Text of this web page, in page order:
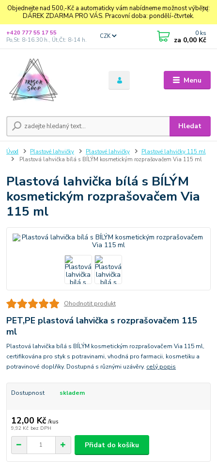
Objednejte nad 500,-Kč a automaticky vám nabídneme možnost výběru:
DÁREK ZDARMA PRO VÁS. Pracovní doba: pondělí-čtvrtek.
Menu
CZK
Hledat
+420 777 55 17 55
Po,St: 8-16.30 h., Út,Čt: 8-14 h.
0 ks
za 0,00 Kč
Úvod Plastové lahvičky Plastové lahvičky
Plastové lahvičky 115 ml
Plastová lahvička bílá s BÍLÝM kosmetickým rozprašovačem Via 115 ml
Plastová lahvička bílá s BÍLÝM
kosmetickým rozprašovačem Via
115 ml
Ohodnotit produkt
PET,PE plastová lahvička s rozprašovačem 115
ml
Plastová lahvička bílá s BÍLÝM kosmetickým rozprašovačem Via 115 ml,
certifikována pro styk s potravinami, vhodná pro farmacii, kosmetiku a
potravinové doplňky. Dostupná s různými uzávěry. celý popis
Dostupnost skladem
12,00 Kč /kus
9,92 Kč bez DPH
Přidat do košíku